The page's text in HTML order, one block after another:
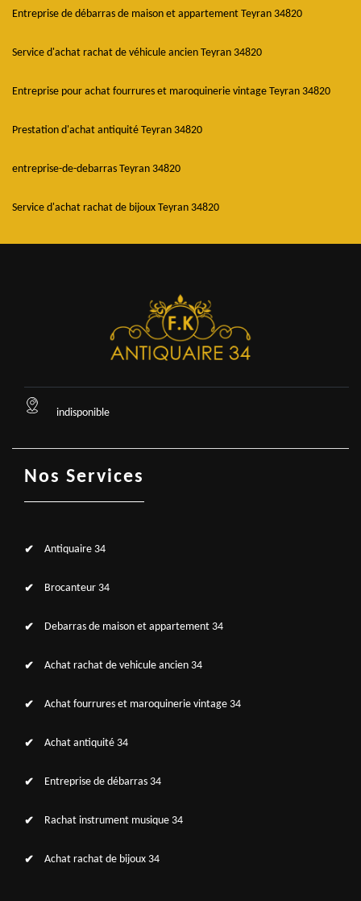
Entreprise de débarras de maison et appartement Teyran 34820
Service d'achat rachat de véhicule ancien Teyran 34820
Entreprise pour achat fourrures et maroquinerie vintage Teyran 34820
Prestation d'achat antiquité Teyran 34820
entreprise-de-debarras Teyran 34820
Service d'achat rachat de bijoux Teyran 34820
indisponible
Nos Services
Antiquaire 34
Brocanteur 34
Debarras de maison et appartement 34
Achat rachat de vehicule ancien 34
Achat fourrures et maroquinerie vintage 34
Achat antiquité 34
Entreprise de débarras 34
Rachat instrument musique 34
Achat rachat de bijoux 34